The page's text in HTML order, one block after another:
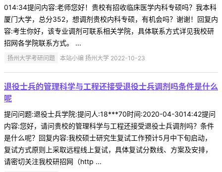
014:34提问内容:老师您好！贵校有招收临床医学内科专硕吗？我本科
厦门大学，总分352，想调剂贵校内科专硕，有机会吗？谢谢！回复内
容:考生你好，该专业调剂可联系相关学院，具体联系方式详见我校研
招网各学院联系方式。 ...
扬州大学考研问题 本站小编 扬州大学 2022-10-23
退役士兵的管理科学与工程还接受退役士兵调剂吗条件是什么
呢
提问问题:退役士兵学院:提问人:18***70时间:2020-04-3014:42提问
内容:您好，请问贵校的管理科学与工程还接受退役士兵调剂吗？条件
是什么呢？回复内容:我校硕士研究生复试工作预计5月中下旬启动，
复试方式原则上采取远程线上复试，具体复试分数线、方案及安排，
请密切关注我校研招网（http ...